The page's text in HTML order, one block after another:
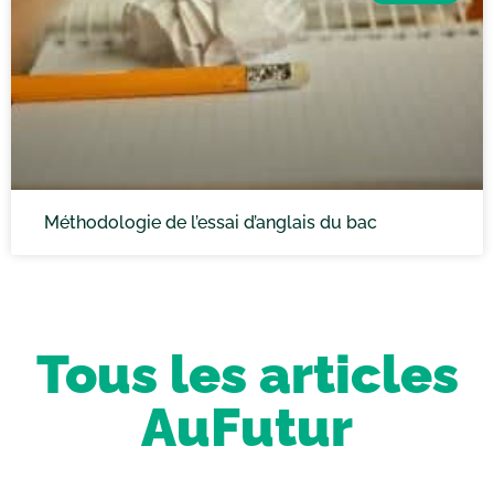
Méthodologie de l’essai d’anglais du bac
Tous les articles
AuFutur